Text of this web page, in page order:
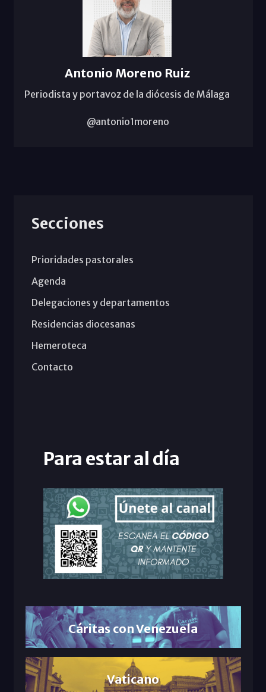
Antonio Moreno Ruiz
Periodista y portavoz de la diócesis de Málaga
@antonio1moreno
Secciones
Prioridades pastorales
Agenda
Delegaciones y departamentos
Residencias diocesanas
Hemeroteca
Contacto
Para estar al día
Cáritas con Venezuela
Vaticano